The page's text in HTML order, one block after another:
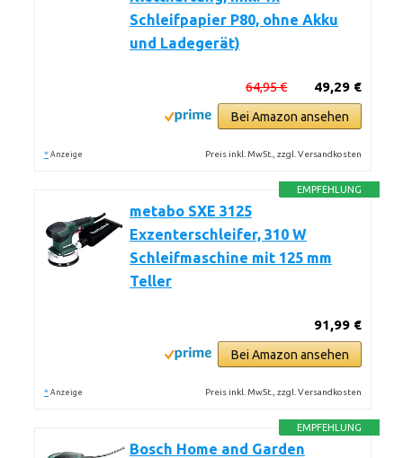
Schleifpapier P80, ohne Akku
und Ladegerät)
49,29 €
64,95 €
Bei Amazon ansehen
* Anzeige Preis inkl. MwSt., zzgl. Versandkosten
EMPFEHLUNG
metabo SXE 3125
Exzenterschleifer, 310 W
Schleifmaschine mit 125 mm
Teller
91,99 €
Bei Amazon ansehen
* Anzeige Preis inkl. MwSt., zzgl. Versandkosten
EMPFEHLUNG
Bosch Home and Garden